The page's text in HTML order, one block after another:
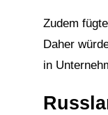
Zudem
Daher
in